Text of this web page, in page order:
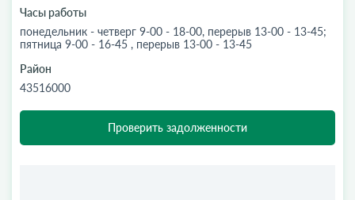
Часы работы
понедельник - четверг 9-00 - 18-00, перерыв 13-00 - 13-45;
пятница 9-00 - 16-45 , перерыв 13-00 - 13-45
Район
43516000
Проверить задолженности